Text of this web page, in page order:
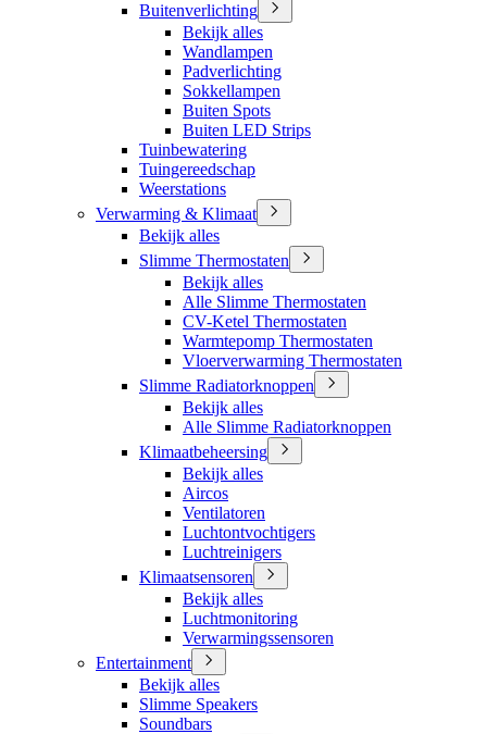
Buitenverlichting
Bekijk alles
Wandlampen
Padverlichting
Sokkellampen
Buiten Spots
Buiten LED Strips
Tuinbewatering
Tuingereedschap
Weerstations
Verwarming & Klimaat
Bekijk alles
Slimme Thermostaten
Bekijk alles
Alle Slimme Thermostaten
CV-Ketel Thermostaten
Warmtepomp Thermostaten
Vloerverwarming Thermostaten
Slimme Radiatorknoppen
Bekijk alles
Alle Slimme Radiatorknoppen
Klimaatbeheersing
Bekijk alles
Aircos
Ventilatoren
Luchtontvochtigers
Luchtreinigers
Klimaatsensoren
Bekijk alles
Luchtmonitoring
Verwarmingssensoren
Entertainment
Bekijk alles
Slimme Speakers
Soundbars